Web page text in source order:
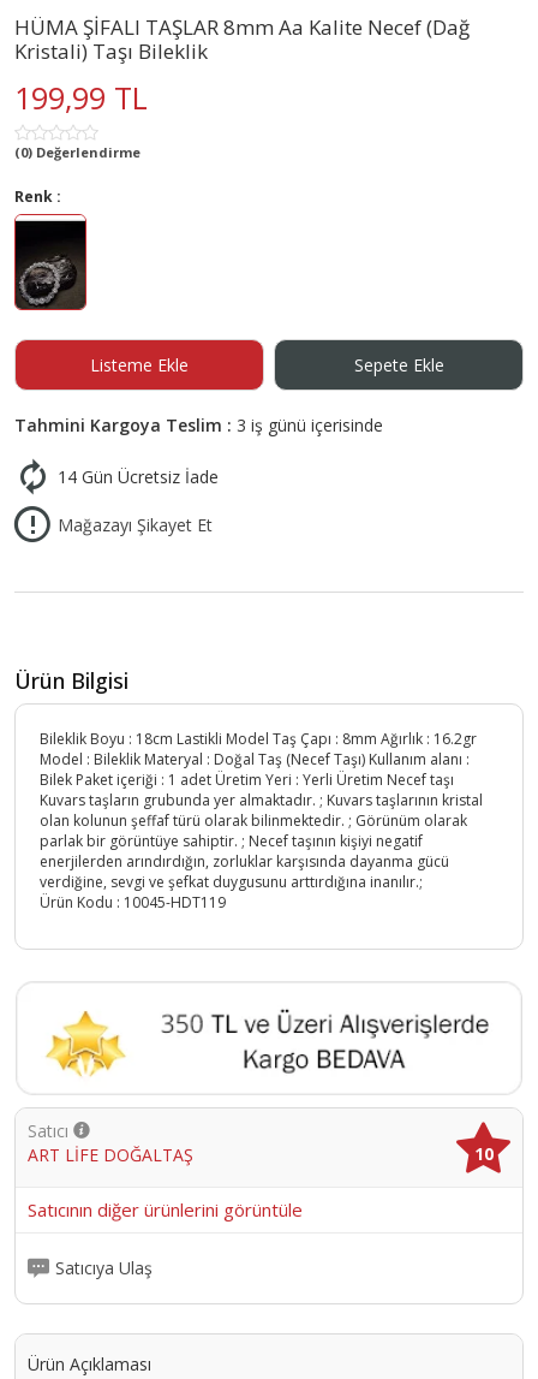
HÜMA ŞİFALI TAŞLAR 8mm Aa Kalite Necef (Dağ
Kristali) Taşı Bileklik
199,99 TL
(0) Değerlendirme
Renk :
Listeme Ekle Sepete Ekle
Tahmini Kargoya Teslim : 3 iş günü içerisinde
14 Gün Ücretsiz İade
Mağazayı Şikayet Et
Ürün Bilgisi
Bileklik Boyu : 18cm Lastikli Model Taş Çapı : 8mm Ağırlık : 16.2gr
Model : Bileklik Materyal : Doğal Taş (Necef Taşı) Kullanım alanı :
Bilek Paket içeriği : 1 adet Üretim Yeri : Yerli Üretim Necef taşı
Kuvars taşların grubunda yer almaktadır. ; Kuvars taşlarının kristal
olan kolunun şeffaf türü olarak bilinmektedir. ; Görünüm olarak
parlak bir görüntüye sahiptir. ; Necef taşının kişiyi negatif
enerjilerden arındırdığın, zorluklar karşısında dayanma gücü
verdiğine, sevgi ve şefkat duygusunu arttırdığına inanılır.;
Ürün Kodu : 10045-HDT119
Satıcı
ART LİFE DOĞALTAŞ
10
Satıcının diğer ürünlerini görüntüle
Satıcıya Ulaş
Ürün Açıklaması